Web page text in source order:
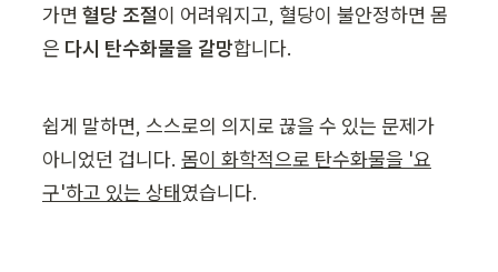
가면 혈당 조절이 어려워지고, 혈당이 불안정하면 몸
은 다시 탄수화물을 갈망합니다.
쉽게 말하면, 스스로의 의지로 끊을 수 있는 문제가
아니었던 겁니다. 몸이 화학적으로 탄수화물을 '요
구'하고 있는 상태였습니다.